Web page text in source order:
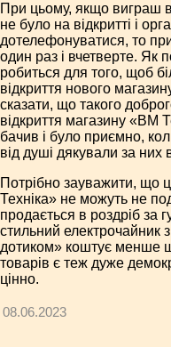
При цьому, якщо виграш
не було на відкритті і
дотелефонуватися, то
один раз і вчетверте.
робиться для того, щоб
відкриття нового
сказати, що такого
відкриття магазину «ВМ
бачив і було приємно,
від душі дякували за
Потрібно зауважити, що
Техніка» не можуть не
продається в роздріб за
стильний електрочайник
дотиком» коштує менше
товарів є теж дуже
цінно.
08.06.2023